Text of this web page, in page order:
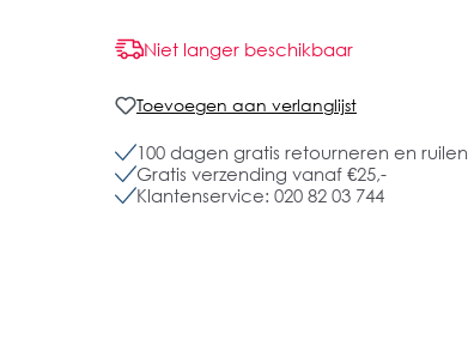
Niet langer beschikbaar
Toevoegen aan verlanglijst
100 dagen gratis retourneren en ruilen
Gratis verzending vanaf €25,-
Klantenservice: 020 82 03 744